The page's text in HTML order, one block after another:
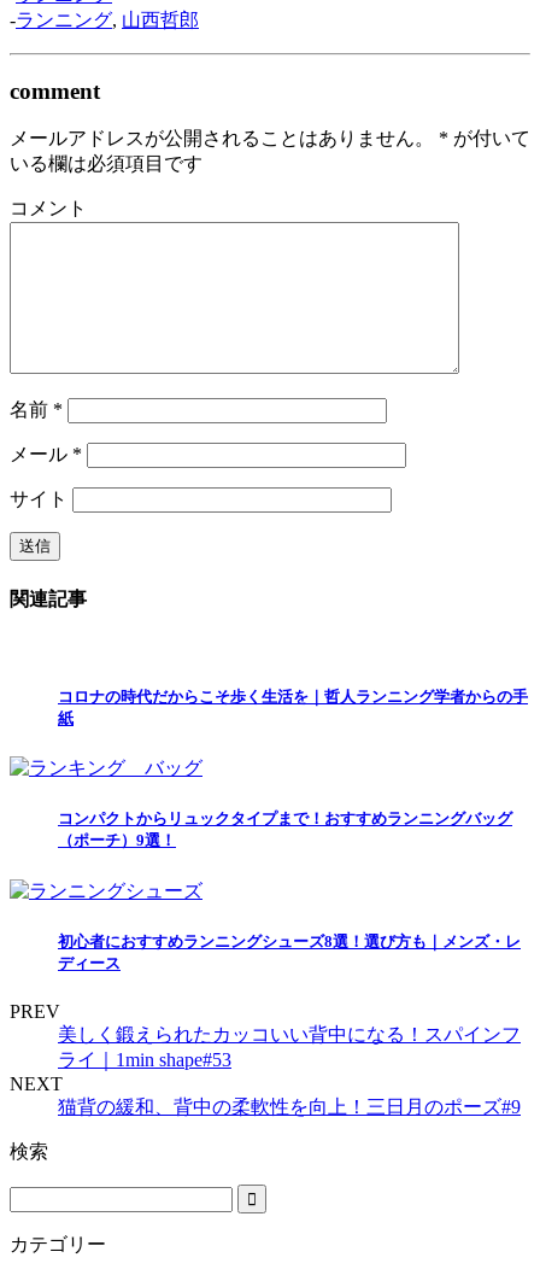
-ランニング, 山西哲郎
comment
メールアドレスが公開されることはありません。 * が付いて
いる欄は必須項目です
コメント
名前 *
メール *
サイト
関連記事
コロナの時代だからこそ歩く生活を｜哲人ランニング学者からの手
紙
コンパクトからリュックタイプまで！おすすめランニングバッグ
（ポーチ）9選！
初心者におすすめランニングシューズ8選！選び方も｜メンズ・レ
ディース
PREV
美しく鍛えられたカッコいい背中になる！スパインフ
ライ｜1min shape#53
NEXT
猫背の緩和、背中の柔軟性を向上！三日月のポーズ#9
検索
カテゴリー